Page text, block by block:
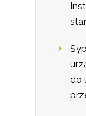
do